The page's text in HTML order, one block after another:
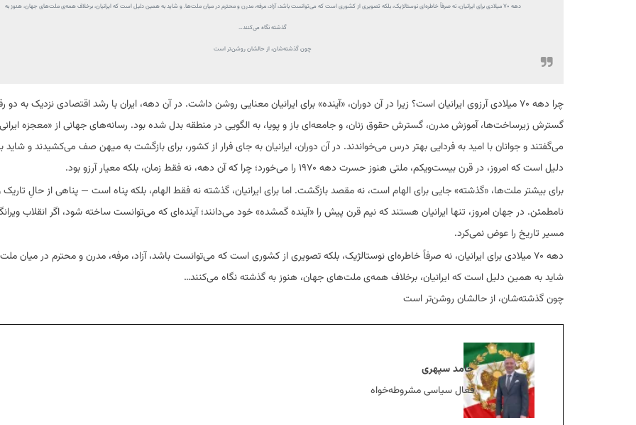
دهه ۷۰ میلادی برای ایرانیان، نه صرفاً خاطره‌ای نوستالژیک، بلکه تصویری از کشوری است که می‌توانست باشد، آزاد، مرفه، مدرن و محترم در میان ملت‌ها. و شاید به همین دلیل است که ایرانیان، برخلاف همه‌ی ملت‌های جهان، هنوز به
گذشته نگاه می‌کنند…
چون گذشته‌شان، از حالشان روشن‌تر است
چرا دهه ۷۰ میلادی آرزوی ایرانیان است؟ زیرا در آن دوران، «آینده» برای ایرانیان معنایی روشن داشت. در آن دهه، ایران با رشد اقتصادی نزدیک به دو
گسترش زیرساخت‌ها، آموزش مدرن، گسترش حقوق زنان، و جامعه‌ای باز و پویا، به الگویی در منطقه بدل شده بود. رسانه‌های جهانی از «معجزه
می‌گفتند و جوانان با امید به فردایی بهتر درس می‌خواندند. در آن دوران، ایرانیان به جای فرار از کشور، برای بازگشت به میهن صف می‌کشیدند و
دلیل است که امروز، در قرن بیست‌ویکم، ملتی هنوز حسرت دهه ۱۹۷۰ را می‌خورد؛ چرا که آن دهه، نه فقط زمان، بلکه معیار آرزو بود.
برای بیشتر ملت‌ها، «گذشته» جایی برای الهام است، نه مقصد بازگشت. اما برای ایرانیان، گذشته نه فقط الهام، بلکه پناه است — پناهی از حالِ تاریک
مسیر تاریخ را عوض نمی‌کرد.
دهه ۷۰ میلادی برای ایرانیان، نه صرفاً خاطره‌ای نوستالژیک، بلکه تصویری از کشوری است که می‌توانست باشد، آزاد، مرفه، مدرن و محترم در میان
شاید به همین دلیل است که ایرانیان، برخلاف همه‌ی ملت‌های جهان، هنوز به گذشته نگاه می‌کنند…
چون گذشته‌شان، از حالشان روشن‌تر است
حامد سپهری
فعال سیاسی مشروطه‌خواه